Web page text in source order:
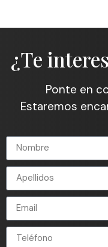
¿Te
Ponte en
Estaremos